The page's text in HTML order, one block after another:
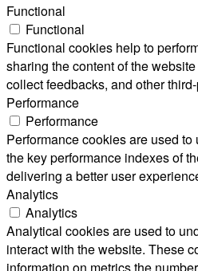
Functional
Functional
Functional cookies help to
sharing the content of the
collect feedbacks, and other
Performance
Performance
Performance cookies are used
the key performance indexes of
delivering a better user
Analytics
Analytics
Analytical cookies are used to
interact with the website. These
information on metrics the